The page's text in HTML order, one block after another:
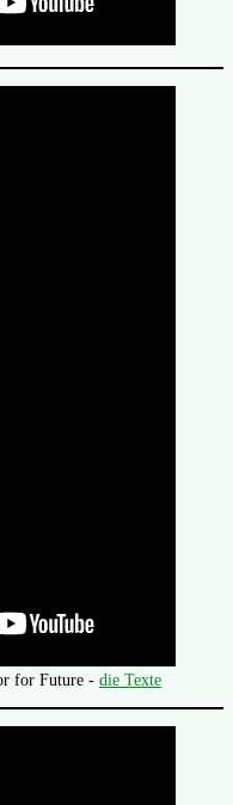
for Future - die Texte